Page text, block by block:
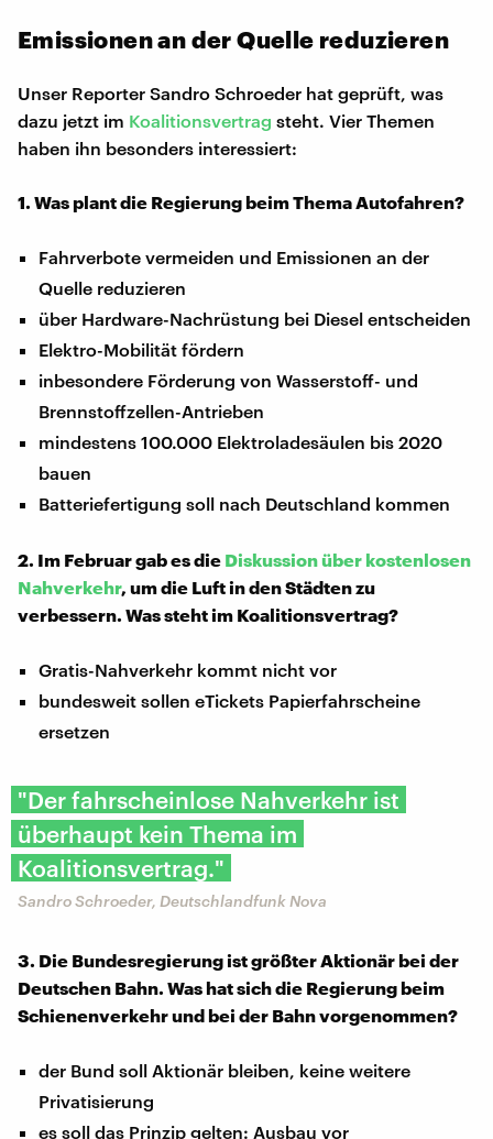
Emissionen an der Quelle reduzieren
Unser Reporter Sandro Schroeder hat geprüft, was
dazu jetzt im Koalitionsvertrag steht. Vier Themen
haben ihn besonders interessiert:
1. Was plant die Regierung beim Thema Autofahren?
Fahrverbote vermeiden und Emissionen an der
Quelle reduzieren
über Hardware-Nachrüstung bei Diesel entscheiden
Elektro-Mobilität fördern
inbesondere Förderung von Wasserstoff- und
Brennstoffzellen-Antrieben
mindestens 100.000 Elektroladesäulen bis 2020
bauen
Batteriefertigung soll nach Deutschland kommen
2. Im Februar gab es die Diskussion über kostenlosen
Nahverkehr, um die Luft in den Städten zu
verbessern. Was steht im Koalitionsvertrag?
Gratis-Nahverkehr kommt nicht vor
bundesweit sollen eTickets Papierfahrscheine
ersetzen
"Der fahrscheinlose Nahverkehr ist
überhaupt kein Thema im
Koalitionsvertrag."
Sandro Schroeder, Deutschlandfunk Nova
3. Die Bundesregierung ist größter Aktionär bei der
Deutschen Bahn. Was hat sich die Regierung beim
Schienenverkehr und bei der Bahn vorgenommen?
der Bund soll Aktionär bleiben, keine weitere
Privatisierung
es soll das Prinzip gelten: Ausbau vor